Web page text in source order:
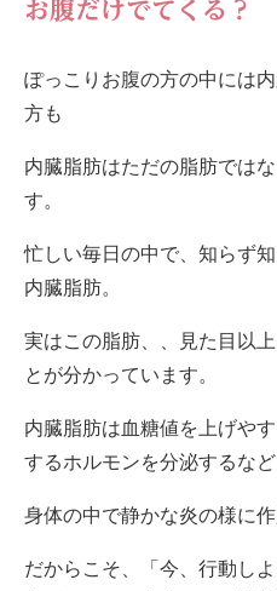
お腹だけでてくる？
ぽっこりお腹の方の中には
方も
内臓脂肪はただの脂肪では
す。
忙しい毎日の中で、知らず
内臓脂肪。
実はこの脂肪、、見た目以
とが分かっています。
内臓脂肪は血糖値を上げや
するホルモンを分泌するなど
身体の中で静かな炎の様に作
だからこそ、「今、行動し